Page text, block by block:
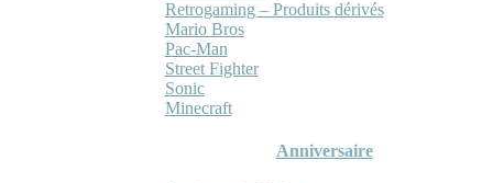
Retrogaming – Produits dérivés
Mario Bros
Pac-Man
Street Fighter
Sonic
Minecraft
Anniversaire